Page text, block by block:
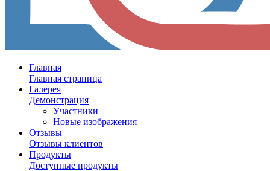
Главная
Главная страница
Галерея
Демонстрация
Участники
Новые изображения
Отзывы
Отзывы клиентов
Продукты
Доступные продукты